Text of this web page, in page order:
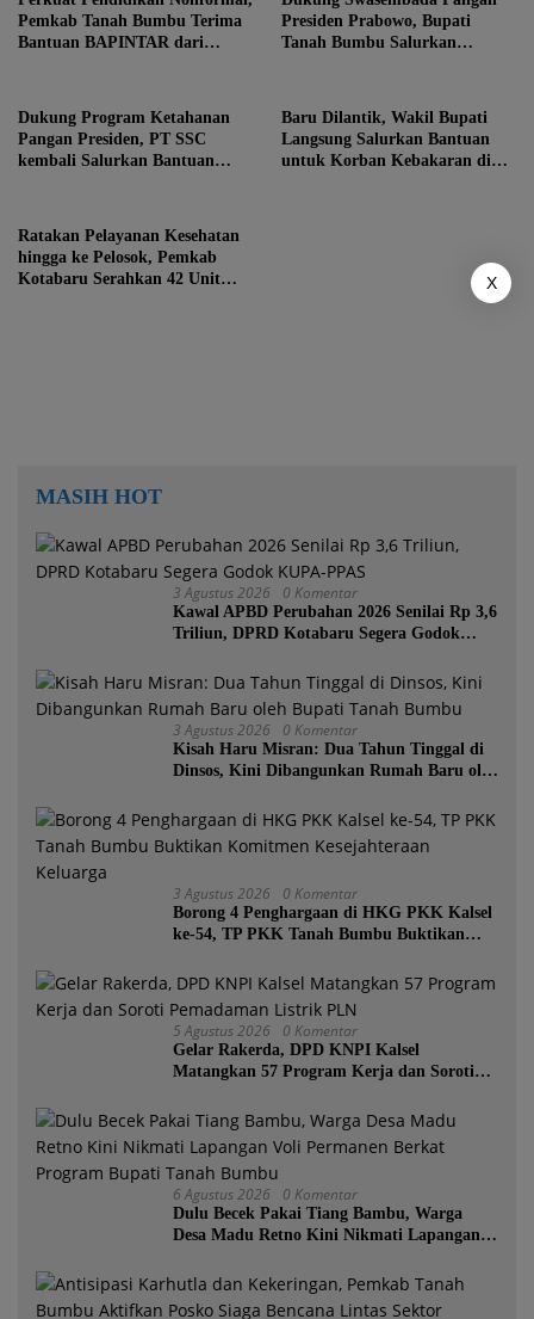
Pemkab Tanah Bumbu Terima
Bantuan BAPINTAR dari
Presiden Prabowo, Bupati
Tanah Bumbu Salurkan
Dukung Program Ketahanan
Pangan Presiden, PT SSC
kembali Salurkan Bantuan
Baru Dilantik, Wakil Bupati
Langsung Salurkan Bantuan
untuk Korban Kebakaran di
Ratakan Pelayanan Kesehatan
hingga ke Pelosok, Pemkab
Kotabaru Serahkan 42 Unit
MASIH HOT
3 Agustus 2026 0 Komentar
Kawal APBD Perubahan 2026 Senilai Rp 3,6
Triliun, DPRD Kotabaru Segera Godok
3 Agustus 2026 0 Komentar
Kisah Haru Misran: Dua Tahun Tinggal di
Dinsos, Kini Dibangunkan Rumah Baru oleh
3 Agustus 2026 0 Komentar
Borong 4 Penghargaan di HKG PKK Kalsel
ke-54, TP PKK Tanah Bumbu Buktikan
5 Agustus 2026 0 Komentar
Gelar Rakerda, DPD KNPI Kalsel
Matangkan 57 Program Kerja dan Soroti
6 Agustus 2026 0 Komentar
Dulu Becek Pakai Tiang Bambu, Warga
Desa Madu Retno Kini Nikmati Lapangan
Tanah Bumbu
X